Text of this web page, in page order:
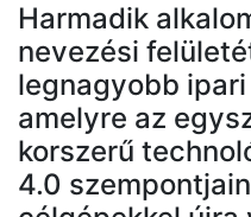
Harmadik
nevezési
legnagyobb
amelyre az
korszerű
4.0